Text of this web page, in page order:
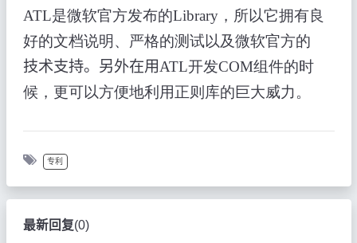
ATL是微软官方发布的Library，所以它拥有良
好的文档说明、严格的测试以及微软官方的
技术支持。另外在用ATL开发COM组件的时
候，更可以方便地利用正则库的巨大威力。
专利
最新回复(0)